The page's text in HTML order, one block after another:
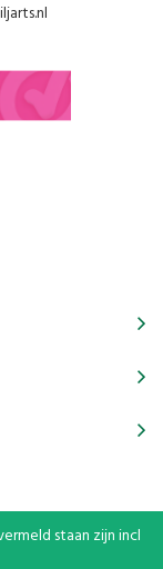
staan zijn incl